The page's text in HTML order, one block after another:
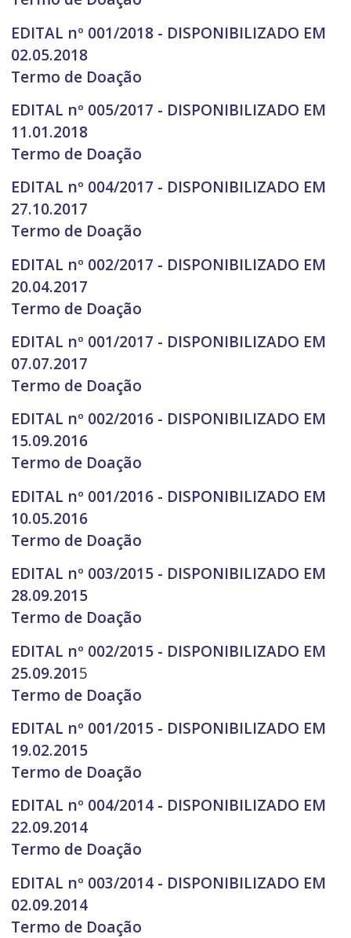
EDITAL nº 001/2018 - DISPONIBILIZADO EM
02.05.2018
Termo de Doação
EDITAL nº 005/2017 - DISPONIBILIZADO EM
11.01.2018
Termo de Doação
EDITAL nº 004/2017 - DISPONIBILIZADO EM
27.10.2017
Termo de Doação
EDITAL nº 002/2017 - DISPONIBILIZADO EM
20.04.2017
Termo de Doação
EDITAL nº 001/2017 - DISPONIBILIZADO EM
07.07.2017
Termo de Doação
EDITAL nº 002/2016 - DISPONIBILIZADO EM
15.09.2016
Termo de Doação
EDITAL nº 001/2016 - DISPONIBILIZADO EM
10.05.2016
Termo de Doação
EDITAL nº 003/2015 - DISPONIBILIZADO EM
28.09.2015
Termo de Doação
EDITAL nº 002/2015 - DISPONIBILIZADO EM
25.09.2015
Termo de Doação
EDITAL nº 001/2015 - DISPONIBILIZADO EM
19.02.2015
Termo de Doação
EDITAL nº 004/2014 - DISPONIBILIZADO EM
22.09.2014
Termo de Doação
EDITAL nº 003/2014 - DISPONIBILIZADO EM
02.09.2014
Termo de Doação